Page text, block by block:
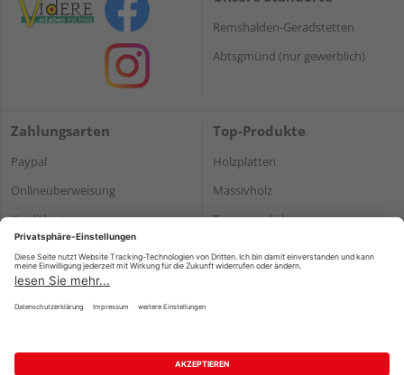
Remshalden-Geradstetten
Abtsgmünd (nur gewerblich)
Zahlungsarten
Paypal
Onlineüberweisung
Kreditkarte
*Bonität vorausgesetzt
Top-Produkte
Holzplatten
Massivholz
Terrassendielen
Impressum Datenschutz AGB
Barrierefreiheitserklärung